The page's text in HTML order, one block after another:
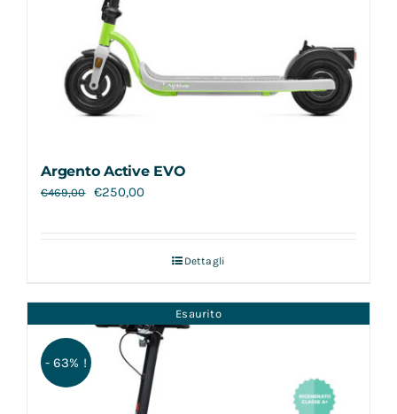
Argento Active EVO
€469,00 €250,00
Dettagli
Esaurito
- 63% !